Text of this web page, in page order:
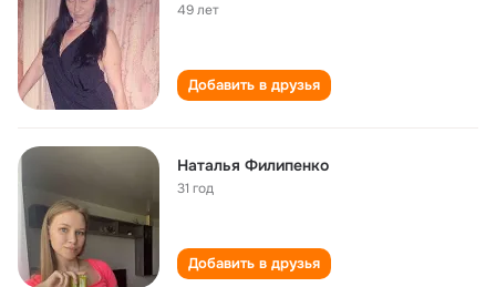
49 лет
Добавить в друзья
Наталья Филипенко
31 год
Добавить в друзья